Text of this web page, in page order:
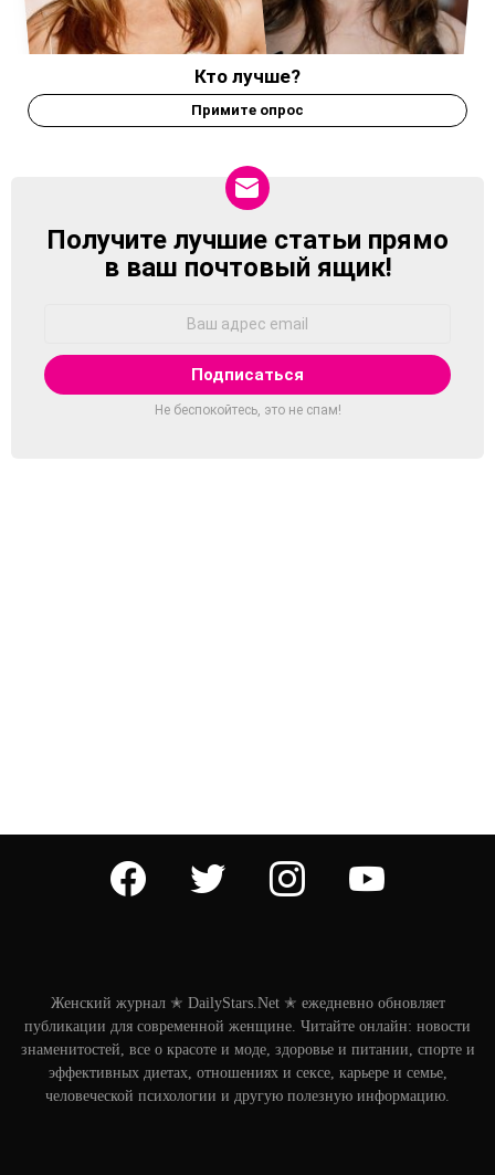
Кто лучше?
Примите опрос
NEWSLETTER
Получите лучшие статьи прямо
в ваш почтовый ящик!
Не беспокойтесь, это не спам!
facebook twitter instagram
Женский журнал ✭ DailyStars.Net ✭ ежедневно обновляет
публикации для современной женщине. Читайте онлайн: новости
знаменитостей, все о красоте и моде, здоровье и питании, спорте и
эффективных диетах, отношениях и сексе, карьере и семье,
человеческой психологии и другую полезную информацию.